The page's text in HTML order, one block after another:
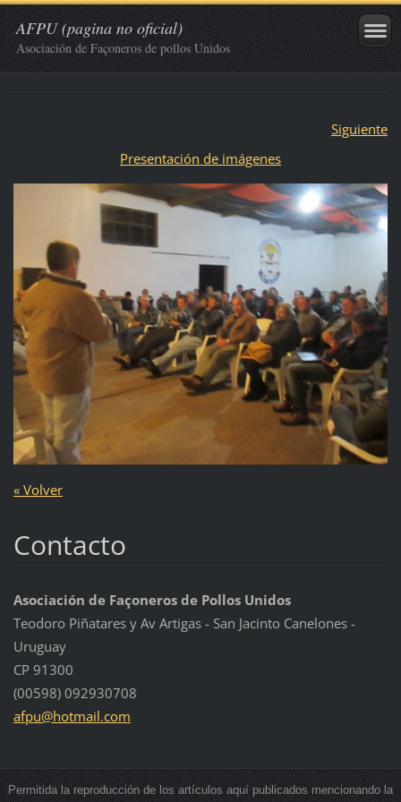
AFPU (pagina no oficial)
Asociación de Façoneros de pollos Unidos
Siguiente
Presentación de imágenes
« Volver
Contacto
Asociación de Façoneros de Pollos Unidos
Teodoro Piñatares y Av Artigas - San Jacinto Canelones -
Uruguay
CP 91300
(00598) 092930708
afpu@hotmail.com
Permitida la reproducción de los artículos aquí publicados mencionando la